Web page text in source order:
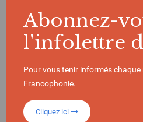
ÉVÉNEMENT
L'OIF à la CoP26
du 30 octobre au 12
Glasgow
Abonnez-
l'infolettre
Pour vous tenir informés chaque
Francophonie.
Cliquez ici